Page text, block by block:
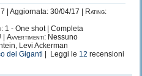
| Aggiornata: 30/04/17 |
Rating:
1 - One shot | Completa
Avvertimenti: Nessuno
Levi Ackerman
dei Giganti | Leggi le 12 recensioni